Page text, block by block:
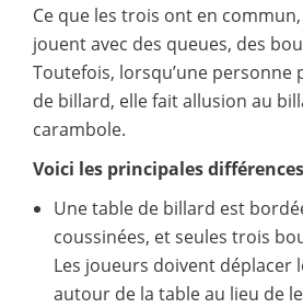
Ce que les trois ont en commun,
jouent avec des queues, des
Toutefois, lorsqu’une personne
de billard, elle fait allusion au
carambole.
Voici les principales
Une table de billard est
coussinées, et seules trois
Les joueurs doivent déplacer
autour de la table au lieu de